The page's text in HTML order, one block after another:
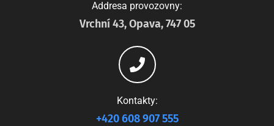
Addresa provozovny:
Vrchní 43, Opava, 747 05
Kontakty:
+420 608 907 555